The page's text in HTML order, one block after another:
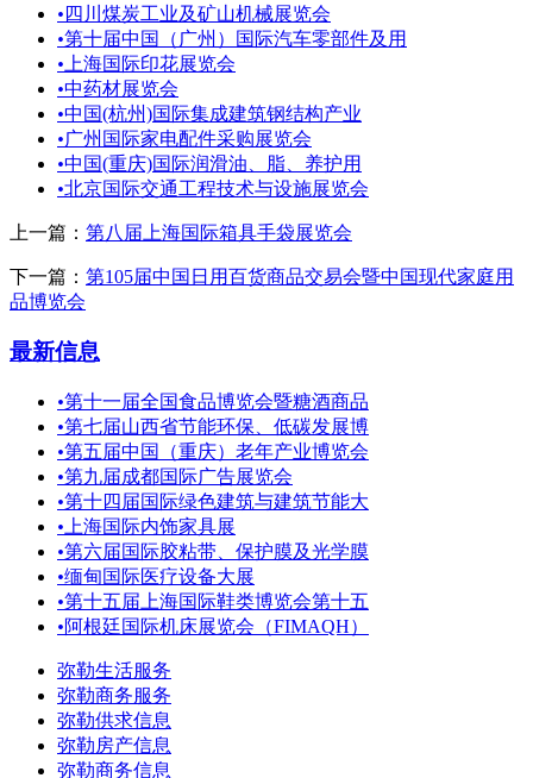
• 四川煤炭工业及矿山机械展览会
•第十届中国（广州）国际汽车零部件及用
• 上海国际印花展览会
•中药材展览会
•中国(杭州)国际集成建筑钢结构产业
•广州国际家电配件采购展览会
•中国(重庆)国际润滑油、脂、养护用
•北京国际交通工程技术与设施展览会
上一篇： 第八届上海国际箱具手袋展览会
下一篇： 第105届中国日用百货商品交易会暨中国现代家庭用
品博览会
最新信息
•第十一届全国食品博览会暨糖酒商品
•第七届山西省节能环保、低碳发展博
•第五届中国（重庆）老年产业博览会
•第九届成都国际广告展览会
•第十四届国际绿色建筑与建筑节能大
• 上海国际内饰家具展
•第六届国际胶粘带、保护膜及光学膜
•缅甸国际医疗设备大展
•第十五届上海国际鞋类博览会第十五
•阿根廷国际机床展览会（FIMAQH）
弥勒生活服务
弥勒商务服务
弥勒供求信息
弥勒房产信息
弥勒商务信息